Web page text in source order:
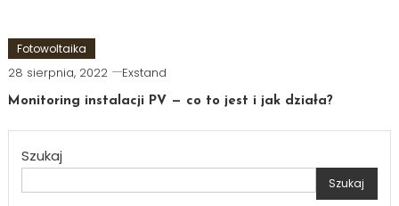
Fotowoltaika
28 sierpnia, 2022 Exstand
Monitoring instalacji PV — co to jest i jak działa?
Szukaj
Szukaj